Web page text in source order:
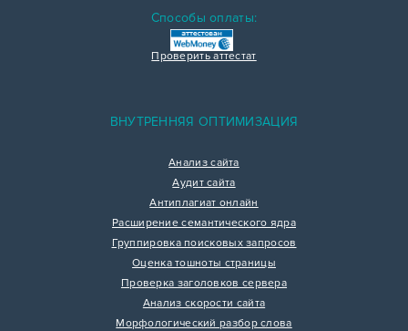
Способы оплаты:
Проверить аттестат
ВНУТРЕННЯЯ ОПТИМИЗАЦИЯ
Анализ сайта
Аудит сайта
Антиплагиат онлайн
Расширение семантического ядра
Группировка поисковых запросов
Оценка тошноты страницы
Проверка заголовков сервера
Анализ скорости сайта
Морфологический разбор слова